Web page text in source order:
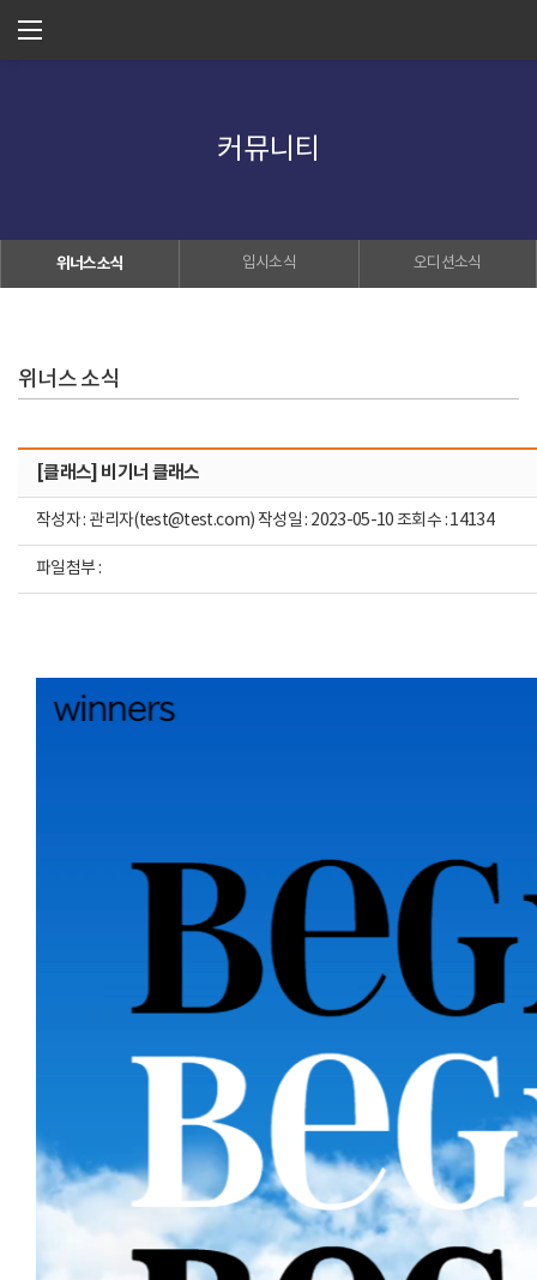
커뮤니티
위너스소식 입시소식 오디션소식
위너스 소식
[클래스] 비기너 클래스
작성자 : 관리자(test@test.com) 작성일 : 2023-05-10 조회수 : 14134
파일첨부 :